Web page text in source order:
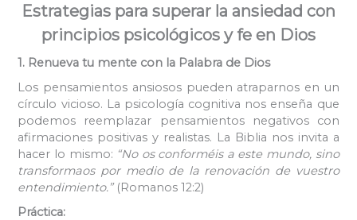
Estrategias para superar la ansiedad con
principios psicológicos y fe en Dios
1. Renueva tu mente con la Palabra de Dios
Los pensamientos ansiosos pueden atraparnos en un
círculo vicioso. La psicología cognitiva nos enseña que
podemos reemplazar pensamientos negativos con
afirmaciones positivas y realistas. La Biblia nos invita a
hacer lo mismo: “No os conforméis a este mundo, sino
transformaos por medio de la renovación de vuestro
entendimiento.”(Romanos 12:2)
Práctica: